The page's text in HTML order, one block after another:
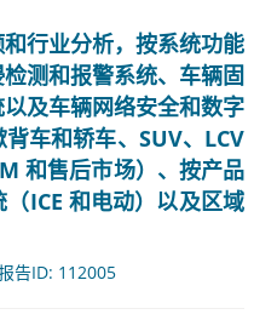
行业分析，按系统功能
检测和报警系统、车辆固
及车辆网络安全和数字
车和轿车、SUV、LCV
和售后市场）、按产品
（ICE 和电动）以及区域
告ID: 112005